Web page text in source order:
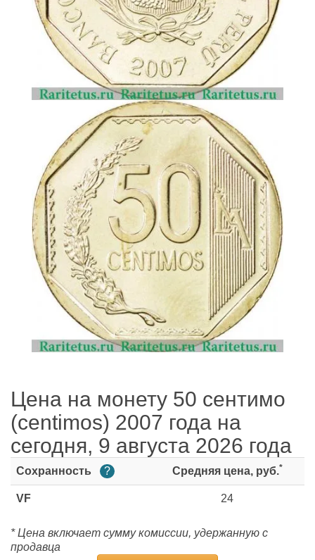
Цена на монету 50 сентимо
(centimos) 2007 года на
сегодня, 9 августа 2026 года
Сохранность ? Средняя цена, руб.*
VF 24
* Цена включает сумму комиссии, удержанную с
продавца